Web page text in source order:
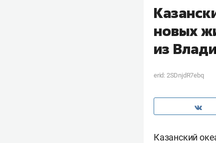
новых
из
erid: 2SDnjdR7ebq
Казанский